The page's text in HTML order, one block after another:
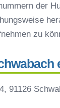
der
zu
91126